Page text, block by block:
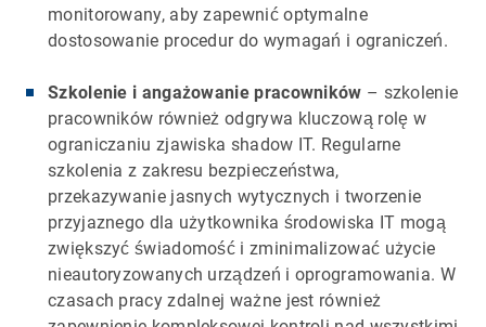
monitorowany, aby zapewnić optymalne
dostosowanie procedur do wymagań i ograniczeń.
Szkolenie i angażowanie pracowników – szkolenie
pracowników również odgrywa kluczową rolę w
ograniczaniu zjawiska shadow IT. Regularne
szkolenia z zakresu bezpieczeństwa,
przekazywanie jasnych wytycznych i tworzenie
przyjaznego dla użytkownika środowiska IT mogą
zwiększyć świadomość i zminimalizować użycie
nieautoryzowanych urządzeń i oprogramowania. W
czasach pracy zdalnej ważne jest również